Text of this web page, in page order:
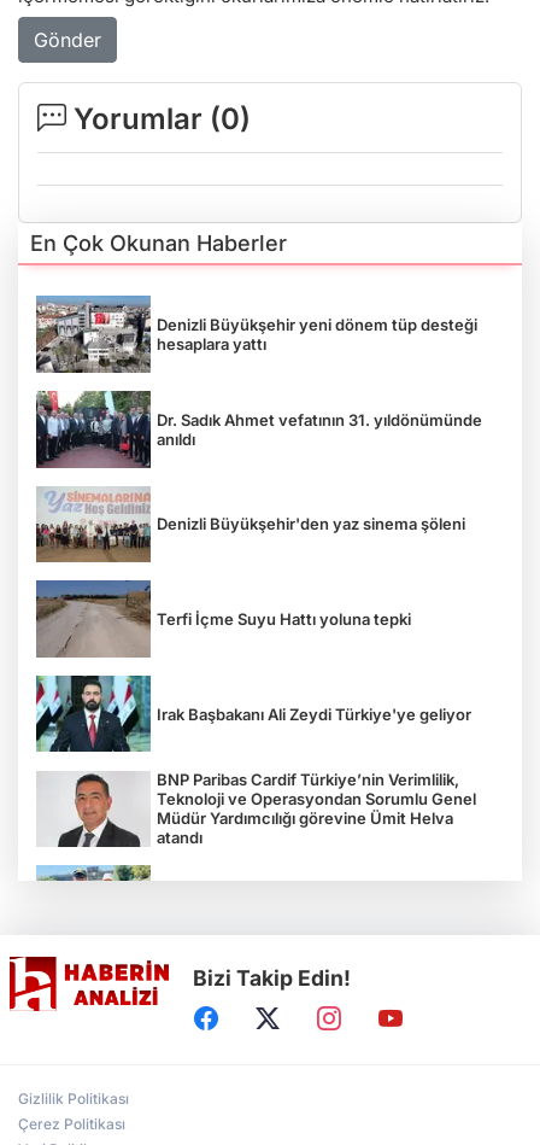
Gönder
Yorumlar (0)
En Çok Okunan Haberler
Denizli Büyükşehir yeni dönem tüp desteği
hesaplara yattı
Dr. Sadık Ahmet vefatının 31. yıldönümünde
anıldı
Denizli Büyükşehir'den yaz sinema şöleni
Terfi İçme Suyu Hattı yoluna tepki
Irak Başbakanı Ali Zeydi Türkiye'ye geliyor
BNP Paribas Cardif Türkiye’nin Verimlilik,
Teknoloji ve Operasyondan Sorumlu Genel
Müdür Yardımcılığı görevine Ümit Helva
atandı
Bizi Takip Edin!
Gizlilik Politikası
Çerez Politikası